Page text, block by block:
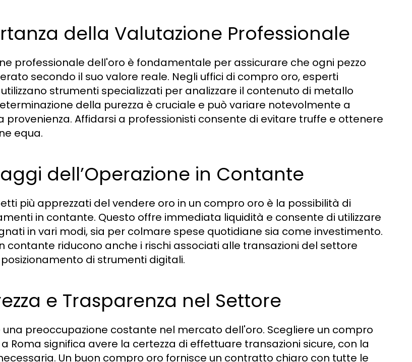
della Valutazione Professionale
professionale dell'oro è fondamentale per assicurare che ogni pezzo
secondo il suo valore reale. Negli uffici di compro oro, esperti
strumenti specializzati per analizzare il contenuto di metallo
della purezza è cruciale e può variare notevolmente a
provenienza. Affidarsi a professionisti consente di evitare truffe e ottenere
equa.
dell’Operazione in Contante
più apprezzati del vendere oro in un compro oro è la possibilità di
in contante. Questo offre immediata liquidità e consente di utilizzare
in vari modi, sia per colmare spese quotidiane sia come investimento.
contante riducono anche i rischi associati alle transazioni del settore
di strumenti digitali.
e Trasparenza nel Settore
una preoccupazione costante nel mercato dell'oro. Scegliere un compro
Roma significa avere la certezza di effettuare transazioni sicure, con la
Un buon compro oro fornisce un contratto chiaro con tutte le